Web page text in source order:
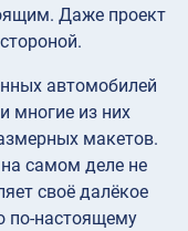
Даже проект
автомобилей
многие из них
макетов.
самом деле не
своё далёкое
по-настоящему